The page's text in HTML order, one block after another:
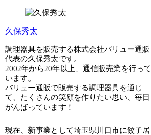
久保秀太
調理器具を販売する株式会社バリュー通販
代表の久保秀太です。
2002年から20年以上、通信販売業を行って
います。
バリュー通販で販売する調理器具を通じ
て、たくさんの笑顔を作りたい思い、毎日
がんばっています！
現在、新事業として埼玉県川口市に餃子居